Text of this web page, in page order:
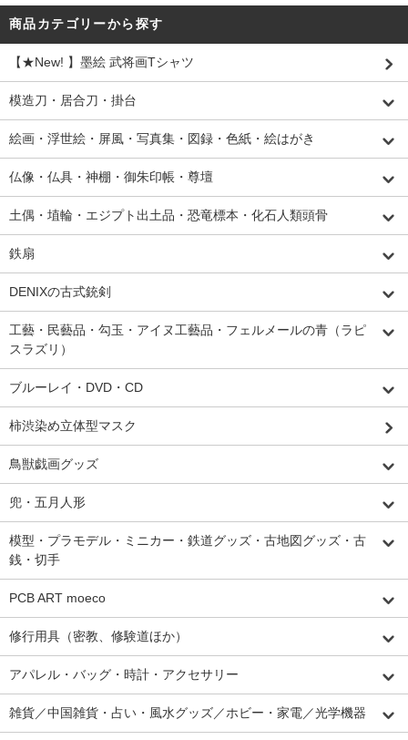
商品カテゴリーから探す
【★New! 】墨絵 武将画Tシャツ
模造刀・居合刀・掛台
絵画・浮世絵・屏風・写真集・図録・色紙・絵はがき
仏像・仏具・神棚・御朱印帳・尊壇
土偶・埴輪・エジプト出土品・恐竜標本・化石人類頭骨
鉄扇
DENIXの古式銃剣
工藝・民藝品・勾玉・アイヌ工藝品・フェルメールの青（ラピ
スラズリ）
ブルーレイ・DVD・CD
柿渋染め立体型マスク
鳥獣戯画グッズ
兜・五月人形
模型・プラモデル・ミニカー・鉄道グッズ・古地図グッズ・古
銭・切手
PCB ART moeco
修行用具（密教、修験道ほか）
アパレル・バッグ・時計・アクセサリー
雑貨／中国雑貨・占い・風水グッズ／ホビー・家電／光学機器